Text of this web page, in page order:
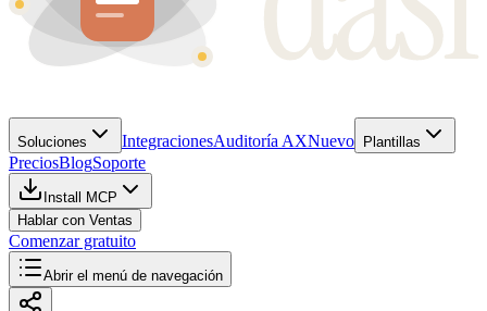
Soluciones IntegracionesAuditoría AXNuevo Plantillas
PreciosBlogSoporte
Install MCP
Hablar con Ventas
Comenzar gratuito
Abrir el menú de navegación